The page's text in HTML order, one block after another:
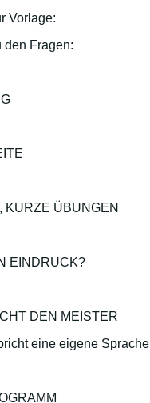
Vorlage:
den Fragen:
KURZE ÜBUNGEN
EINDRUCK?
DEN MEISTER
eine eigene Sprache